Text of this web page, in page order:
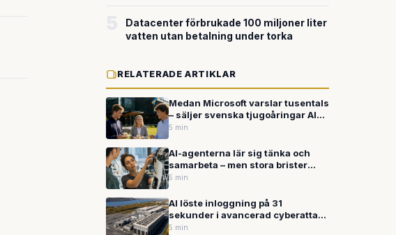
Datacenter förbrukade 100 miljoner liter
vatten utan betalning under torka
RELATERADE ARTIKLAR
Medan Microsoft varslar tusentals
– säljer svenska tjugoåringar AI
med gräddtårta i Gnosjö
5 min
AI-agenterna lär sig tänka och
samarbeta – men stora brister
kvarstår
5 min
AI löste inloggning på 31
sekunder i avancerad cyberattack
– och sju av tio amerikaner vill inte
5 min